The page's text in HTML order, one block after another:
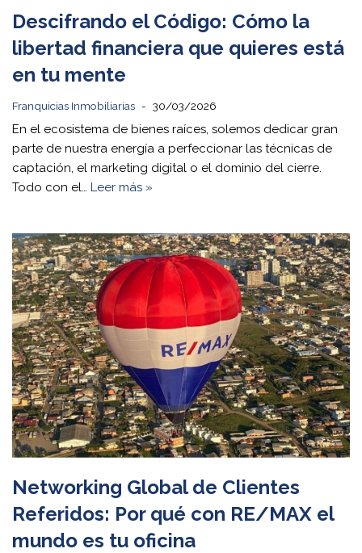
Descifrando el Código: Cómo la
libertad financiera que quieres está
en tu mente
Franquicias Inmobiliarias 30/03/2026
En el ecosistema de bienes raíces, solemos dedicar gran
parte de nuestra energía a perfeccionar las técnicas de
captación, el marketing digital o el dominio del cierre.
Todo con el… Leer más »
Networking Global de Clientes
Referidos: Por qué con RE/MAX el
mundo es tu oficina